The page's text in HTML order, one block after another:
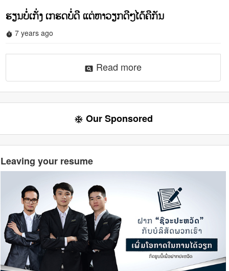
ຮຽນບໍ່ເກັ່ງ ເກຮດບໍ່ດີ ແຕ່ຫາວຽກດີໆໄດ້ຄືກັນ
timer 7 years ago
pageview Read more
ac_unit Our Sponsored
Leaving your resume